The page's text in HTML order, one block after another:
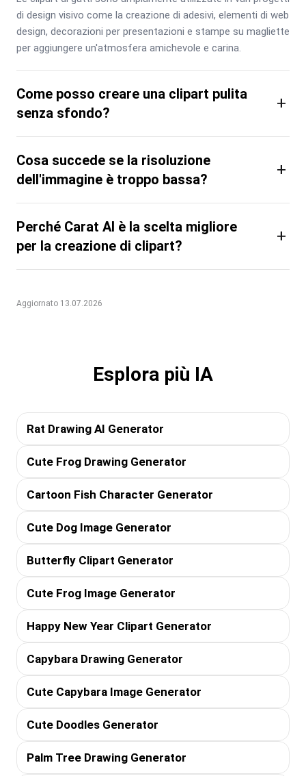
di design visivo come la creazione di adesivi, elementi di web
design, decorazioni per presentazioni e stampe su magliette
per aggiungere un'atmosfera amichevole e carina.
Come posso creare una clipart pulita
senza sfondo?
+
Cosa succede se la risoluzione
dell'immagine è troppo bassa?
+
Perché Carat AI è la scelta migliore
per la creazione di clipart?
+
Aggiornato 13.07.2026
Esplora più IA
Rat Drawing AI Generator
Cute Frog Drawing Generator
Cartoon Fish Character Generator
Cute Dog Image Generator
Butterfly Clipart Generator
Cute Frog Image Generator
Happy New Year Clipart Generator
Capybara Drawing Generator
Cute Capybara Image Generator
Cute Doodles Generator
Palm Tree Drawing Generator